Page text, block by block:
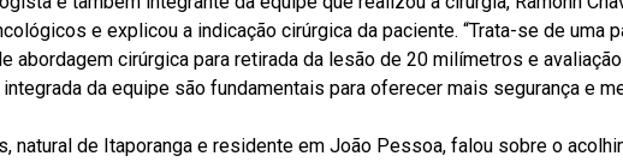
e explicou a indicação cirúrgica da paciente. “Trata-se de uma
abordagem cirúrgica para retirada da lesão de 20 milímetros e
da equipe são fundamentais para oferecer mais segurança e
natural de Itaporanga e residente em João Pessoa, falou sobre o